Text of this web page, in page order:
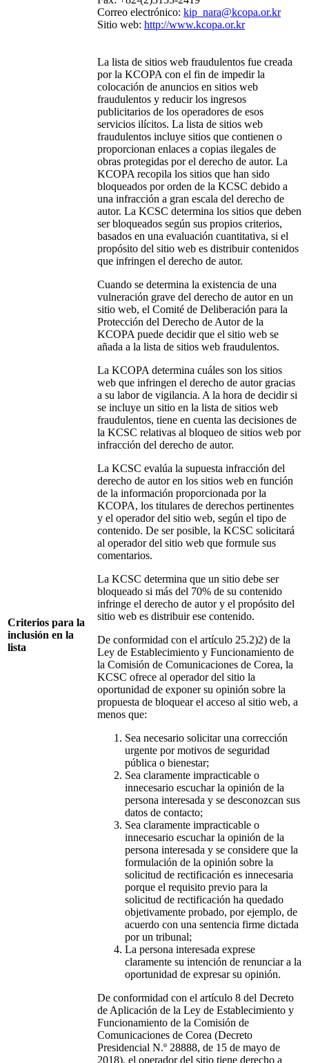
Correo electrónico: kip_nara@kcopa.or.kr
Sitio web: http://www.kcopa.or.kr
Criterios para la
inclusión en la
lista
La lista de sitios web fraudulentos fue creada
por la KCOPA con el fin de impedir la
colocación de anuncios en sitios web
fraudulentos y reducir los ingresos
publicitarios de los operadores de esos
servicios ilícitos. La lista de sitios web
fraudulentos incluye sitios que contienen o
proporcionan enlaces a copias ilegales de
obras protegidas por el derecho de autor. La
KCOPA recopila los sitios que han sido
bloqueados por orden de la KCSC debido a
una infracción a gran escala del derecho de
autor. La KCSC determina los sitios que deben
ser bloqueados según sus propios criterios,
basados en una evaluación cuantitativa, si el
propósito del sitio web es distribuir contenidos
que infringen el derecho de autor.
Cuando se determina la existencia de una
vulneración grave del derecho de autor en un
sitio web, el Comité de Deliberación para la
Protección del Derecho de Autor de la
KCOPA puede decidir que el sitio web se
añada a la lista de sitios web fraudulentos.
La KCOPA determina cuáles son los sitios
web que infringen el derecho de autor gracias
a su labor de vigilancia. A la hora de decidir si
se incluye un sitio en la lista de sitios web
fraudulentos, tiene en cuenta las decisiones de
la KCSC relativas al bloqueo de sitios web por
infracción del derecho de autor.
La KCSC evalúa la supuesta infracción del
derecho de autor en los sitios web en función
de la información proporcionada por la
KCOPA, los titulares de derechos pertinentes
y el operador del sitio web, según el tipo de
contenido. De ser posible, la KCSC solicitará
al operador del sitio web que formule sus
comentarios.
La KCSC determina que un sitio debe ser
bloqueado si más del 70% de su contenido
infringe el derecho de autor y el propósito del
sitio web es distribuir ese contenido.
De conformidad con el artículo 25.2)2) de la
Ley de Establecimiento y Funcionamiento de
la Comisión de Comunicaciones de Corea, la
KCSC ofrece al operador del sitio la
oportunidad de exponer su opinión sobre la
propuesta de bloquear el acceso al sitio web, a
menos que:
Sea necesario solicitar una corrección
urgente por motivos de seguridad
pública o bienestar;
Sea claramente impracticable o
innecesario escuchar la opinión de la
persona interesada y se desconozcan sus
datos de contacto;
Sea claramente impracticable o
innecesario escuchar la opinión de la
persona interesada y se considere que la
formulación de la opinión sobre la
solicitud de rectificación es innecesaria
porque el requisito previo para la
solicitud de rectificación ha quedado
objetivamente probado, por ejemplo, de
acuerdo con una sentencia firme dictada
por un tribunal;
La persona interesada exprese
claramente su intención de renunciar a la
oportunidad de expresar su opinión.
De conformidad con el artículo 8 del Decreto
de Aplicación de la Ley de Establecimiento y
Funcionamiento de la Comisión de
Comunicaciones de Corea (Decreto
Presidencial N.º 28888, de 15 de mayo de
2018), el operador del sitio tiene derecho a